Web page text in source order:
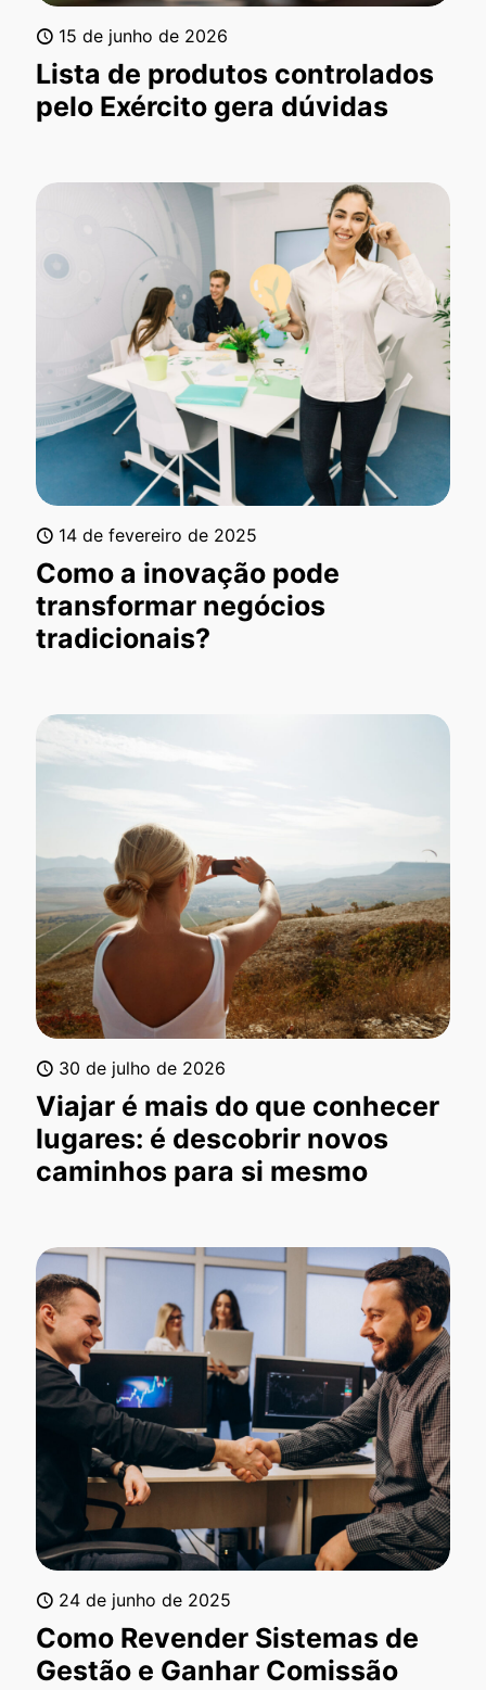
15 de junho de 2026
Lista de produtos controlados
pelo Exército gera dúvidas
14 de fevereiro de 2025
Como a inovação pode
transformar negócios
tradicionais?
30 de julho de 2026
Viajar é mais do que conhecer
lugares: é descobrir novos
caminhos para si mesmo
24 de junho de 2025
Como Revender Sistemas de
Gestão e Ganhar Comissão